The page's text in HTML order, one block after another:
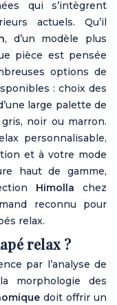
qui s’intègrent
actuels. Qu’il
, d’un modèle plus
pièce est pensée
options de
: choix des
large palette de
noir ou marron.
personnalisable,
et à votre mode
haut de gamme,
Himolla chez
reconnu pour
relax.
relax ?
par l’analyse de
morphologie des
doit offrir un